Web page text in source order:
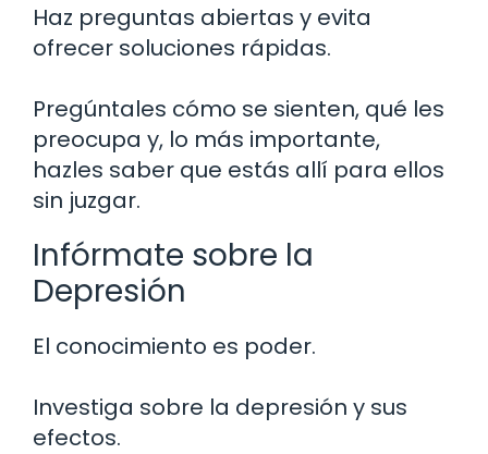
Haz preguntas abiertas y evita
ofrecer soluciones rápidas.
Pregúntales cómo se sienten, qué les
preocupa y, lo más importante,
hazles saber que estás allí para ellos
sin juzgar.
Infórmate sobre la
Depresión
El conocimiento es poder.
Investiga sobre la depresión y sus
efectos.